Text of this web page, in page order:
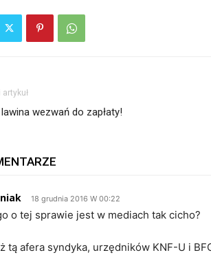
artykuł
lawina wezwań do zapłaty!
18 grudnia 2016 W 00:22
o tej sprawie jest w mediach tak cicho?
tą afera syndyka, urzędników KNF-U i